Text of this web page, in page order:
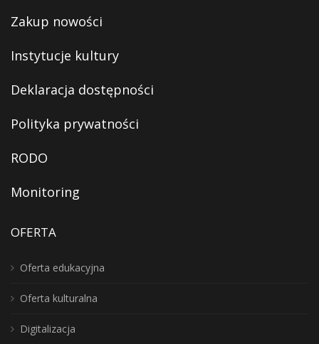
Zakup nowości
Instytucje kultury
Deklaracja dostępności
Polityka prywatności
RODO
Monitoring
OFERTA
Oferta edukacyjna
Oferta kulturalna
Digitalizacja